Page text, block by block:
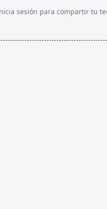
sesión para compartir tu